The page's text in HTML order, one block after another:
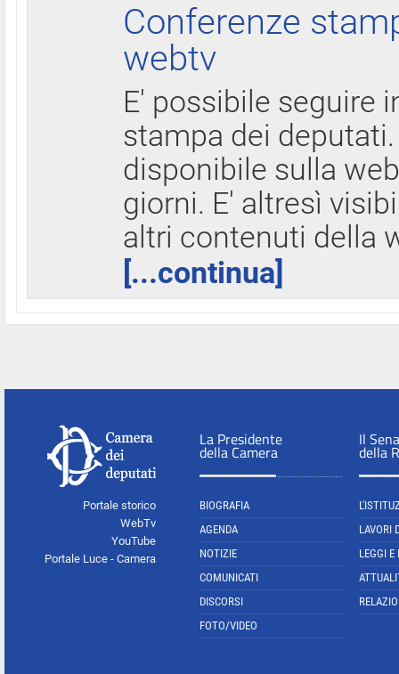
Conferenze
webtv
E' possibile seguire
stampa dei
disponibile sulla
giorni. E' altresì
altri contenuti della
[...continua]
Portale storico
WebTv
YouTube
Portale Luce - Camera
La Presidente
della Camera
BIOGRAFIA
AGENDA
NOTIZIE
COMUNICATI
DISCORSI
FOTO/VIDEO
Il
della
LAVORI
LEGGI E